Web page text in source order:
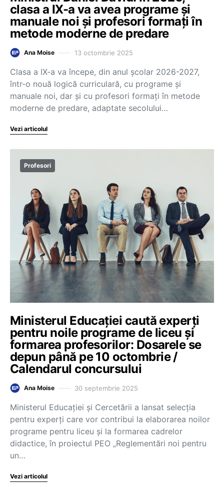
clasa a IX-a va avea programe și
manuale noi și profesori formați în
metode moderne de predare
Ana Moise 13 octombrie 2025
Clasa a IX-a va începe, din anul școlar 2026-2027,
într-o nouă logică curriculară, cu programe și
manuale noi, dar și cu profesori formați în metode
moderne de predare, adaptate secolului…
Vezi articolul
Profesori
Ministerul Educației caută experți
pentru noile programe de liceu și
formarea profesorilor: Dosarele se
depun până pe 10 octombrie /
Calendarul concursului
Ana Moise 30 septembrie 2025
Ministerul Educației și Cercetării a lansat selecția
pentru experți care vor contribui la elaborarea noilor
programe pentru liceu și la formarea cadrelor
didactice, în proiectul PEO „Reglementări noi pentru
un…
Vezi articolul